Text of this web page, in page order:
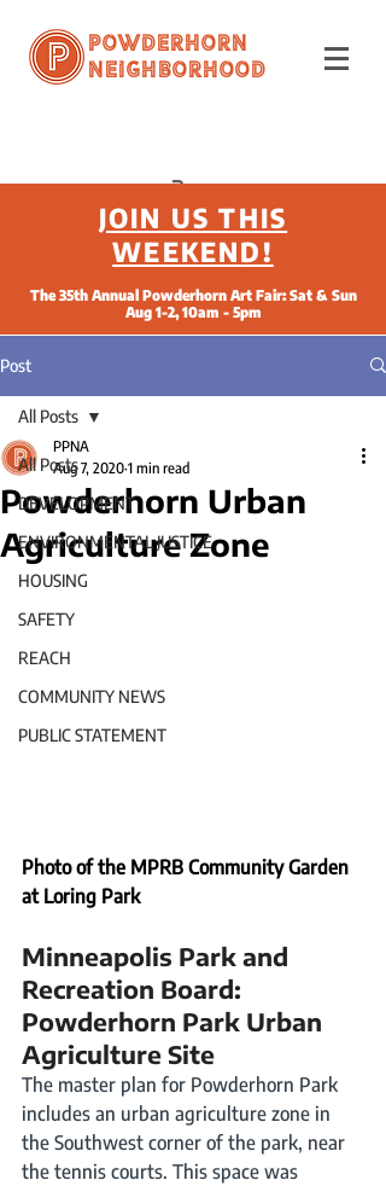
Powderhorn
Neighborhood
JOIN US THIS
WEEKEND!
The 35th Annual Powderhorn Art Fair: Sat & Sun
Aug 1-2, 10am - 5pm
Post
All Posts
DEVELOPMENT
ENVIRONMENTAL JUSTICE
HOUSING
SAFETY
REACH
COMMUNITY NEWS
PUBLIC STATEMENT
All Posts
Powderhorn Urban
Agriculture Zone
PPNA
Aug 7, 2020 1 min read
Photo of the MPRB Community Garden
at Loring Park
Minneapolis Park and
Recreation Board:
Powderhorn Park Urban
Agriculture Site
The master plan for Powderhorn Park
includes an urban agriculture zone in
the Southwest corner of the park, near
the tennis courts. This space was